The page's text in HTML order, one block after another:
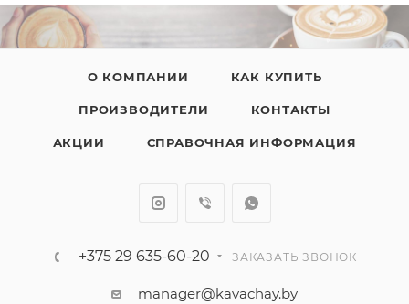
О КОМПАНИИ КАК КУПИТЬ
ПРОИЗВОДИТЕЛИ КОНТАКТЫ
АКЦИИ СПРАВОЧНАЯ ИНФОРМАЦИЯ
+375 29 635-60-20 ЗАКАЗАТЬ ЗВОНОК
manager@kavachay.by